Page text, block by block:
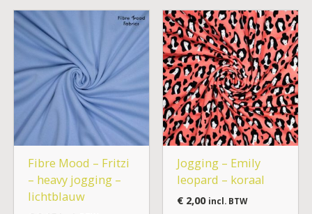
Fibre Mood – Fritzi
– heavy jogging –
lichtblauw
Jogging – Emily
leopard – koraal
€2,00 incl. BTW